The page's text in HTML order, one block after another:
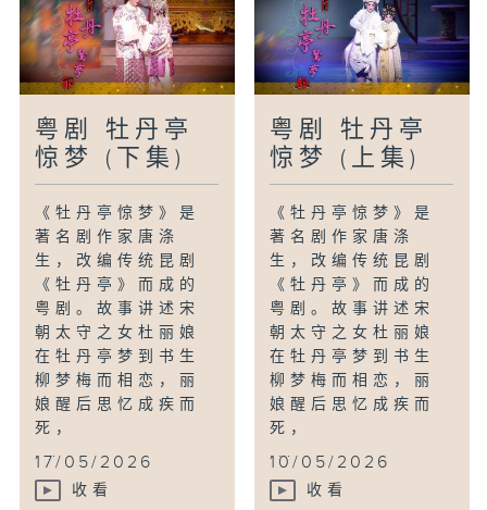
粤剧 牡丹亭
惊梦 (下集)
《牡丹亭惊梦》是
著名剧作家唐涤
生，改编传统昆剧
《牡丹亭》而成的
粤剧。故事讲述宋
朝太守之女杜丽娘
在牡丹亭梦到书生
柳梦梅而相恋，丽
娘醒后思忆成疾而
死，
...
17/05/2026
收看
粤剧 牡丹亭
惊梦 (上集)
《牡丹亭惊梦》是
著名剧作家唐涤
生，改编传统昆剧
《牡丹亭》而成的
粤剧。故事讲述宋
朝太守之女杜丽娘
在牡丹亭梦到书生
柳梦梅而相恋，丽
娘醒后思忆成疾而
死，
...
10/05/2026
收看